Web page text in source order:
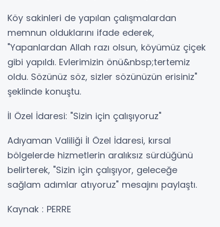
Köy sakinleri de yapılan çalışmalardan
memnun olduklarını ifade ederek,
"Yapanlardan Allah razı olsun, köyümüz çiçek
gibi yapıldı. Evlerimizin önü&nbsp;tertemiz
oldu. Sözünüz söz, sizler sözünüzün erisiniz"
şeklinde konuştu.
İl Özel İdaresi: "Sizin için çalışıyoruz"
Adıyaman Valiliği İl Özel İdaresi, kırsal
bölgelerde hizmetlerin aralıksız sürdüğünü
belirterek, "Sizin için çalışıyor, geleceğe
sağlam adımlar atıyoruz" mesajını paylaştı.
Kaynak : PERRE